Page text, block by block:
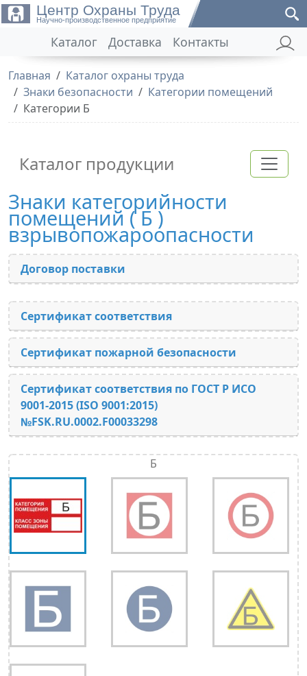
Центр Охраны Труда
Научно-производственное предприятие
Каталог Доставка Контакты
Главная
Каталог охраны труда
Знаки безопасности
Категории помещений
Категории Б
Каталог продукции
Знаки категорийности
помещений ( Б )
взрывопожароопасности
Договор поставки
Сертификат соответствия
Сертификат пожарной безопасности
Сертификат соответствия по ГОСТ Р ИСО
9001-2015 (ISO 9001:2015)
№FSK.RU.0002.F00033298
Б